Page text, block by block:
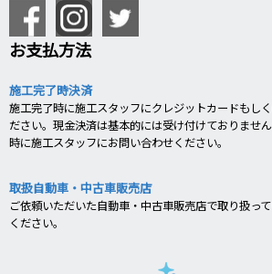
お支払方法
施工完了時決済
施工完了時に施工スタッフにクレジットカードもし
ださい。現金決済は基本的には受け付けておりませ
時に施工スタッフにお問い合わせください。
取扱自動車・中古車販売店
ご依頼いただいた自動車・中古車販売店で取り扱っ
ください。